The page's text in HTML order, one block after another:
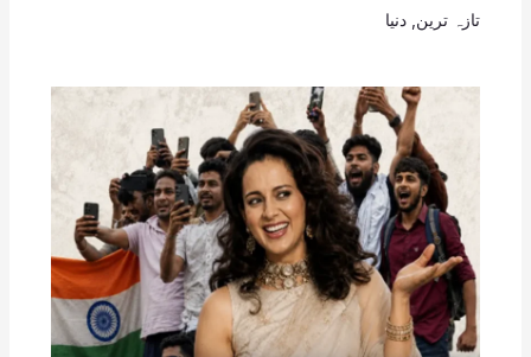
تازہ ترین دنیا